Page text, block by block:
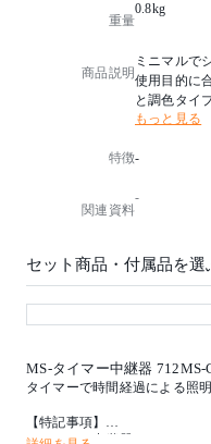
重量
0.8kg
商品説明
ミニマルで
使用目的に
と調色タイ
ムービング
す。タイマ
消費電力：
【特記事項
もっと見る
特徴-
関連資料
-
セット商品・付属品を選
MS-タイマー中継器 712MS-
タイマーで時間経過による照
【特記事項】
※タイマー中継器